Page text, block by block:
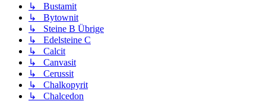
↳ Bustamit
↳ Bytownit
↳ Steine B Übrige
↳ Edelsteine C
↳ Calcit
↳ Canvasit
↳ Cerussit
↳ Chalkopyrit
↳ Chalcedon